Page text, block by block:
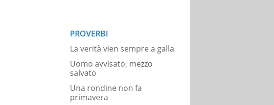
PROVERBI
La verità vien sempre a galla
Uomo avvisato, mezzo
salvato
Una rondine non fa
primavera